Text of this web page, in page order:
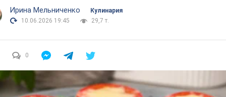
Ирина Мельниченко
Кулинария
10.06.2026 19:45
29,7 т.
0